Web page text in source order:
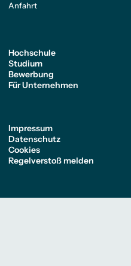
Anfahrt
Hochschule
Studium
Bewerbung
Für Unternehmen
Impressum
Datenschutz
Cookies
Regelverstoß melden